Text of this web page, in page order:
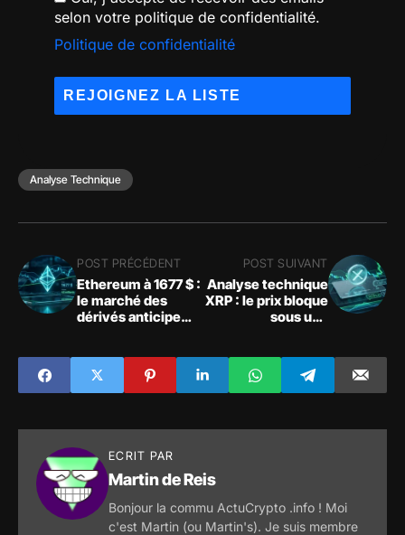
selon votre politique de confidentialité.
Politique de confidentialité
Analyse Technique
POST PRÉCÉDENT
Ethereum à 1677 $ :
le marché des
dérivés anticipe
POST SUIVANT
Analyse technique
XRP : le prix bloque
sous une
liquidité s'assèche
ECRIT PAR
Martin de Reis
Bonjour la commu ActuCrypto .info ! Moi
c'est Martin (ou Martin's). Je suis membre